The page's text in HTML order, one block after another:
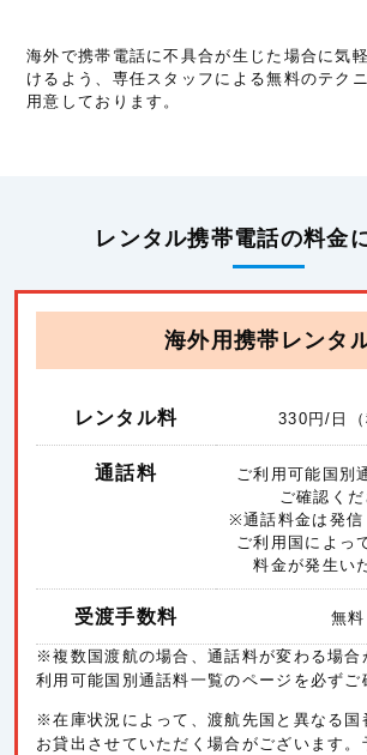
海外で携帯電話に不具合が生じた場合に気
けるよう、専任スタッフによる無料のテク
用意しております。
レンタル携帯電話の料金
海外用携帯レンタ
レンタル料 330 円/日（
通話料
ご利用可能国別
ご確認くだ
※通話料金は発信
ご利用国によっ
料金が発生い
受渡手数料 無料
※複数国渡航の場合、通話料が変わる場合
利用可能国別通話料一覧のページを必ずご
※在庫状況によって、渡航先国と異なる国
お貸出させていただく場合がございます。